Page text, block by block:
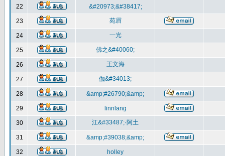
22 &#20973;&#38417;
23 苑眉
24 一光
25 佛之&#40060;
26 王文海
27 伽&#34013;
28 &amp;#26790;&amp;
29 linnlang
30 江&#33487;·阿土
31 &amp;#39038;&amp;
32 holley